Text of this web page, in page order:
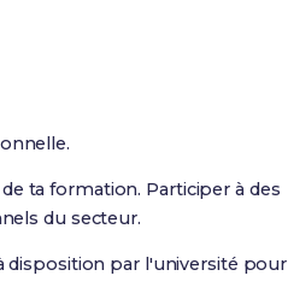
ta formation. Participer à des
du secteur.
disposition par l'université pour